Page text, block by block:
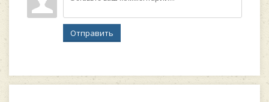
Отправить